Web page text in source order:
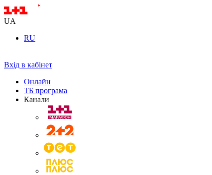
UA
RU
Вхід в кабінет
Онлайн
ТБ програма
Канали